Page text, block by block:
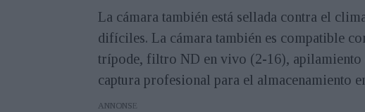
La cámara también está sellada contra el
difíciles. La cámara también es compatible
trípode, filtro ND en vivo (2-16), apilamiento
captura profesional para el almacenamiento
ANNONS